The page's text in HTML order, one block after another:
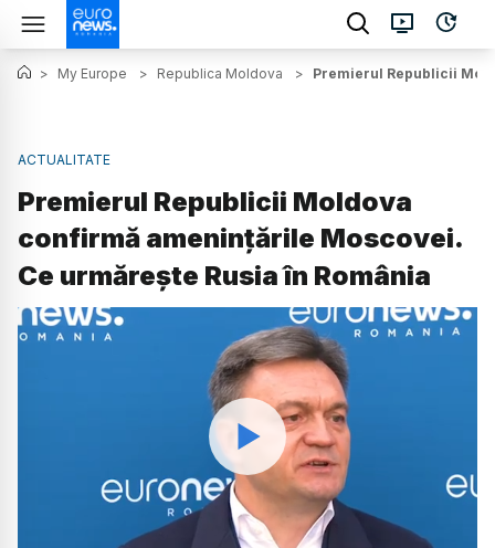
> My Europe > Republica Moldova > Premierul Republicii
ACTUALITATE
Premierul Republicii Moldova
confirmă amenințările Moscovei.
Ce urmărește Rusia în România
Watch